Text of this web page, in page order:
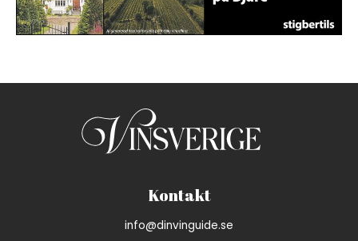
En annons för viner med
Kontakt
info@dinvinguide.se